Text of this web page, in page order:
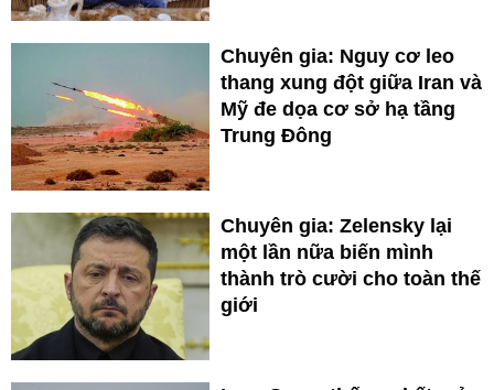
Chuyên gia: Nguy cơ leo
thang xung đột giữa Iran và
Mỹ đe dọa cơ sở hạ tầng
Trung Đông
Chuyên gia: Zelensky lại
một lần nữa biến mình
thành trò cười cho toàn thế
giới